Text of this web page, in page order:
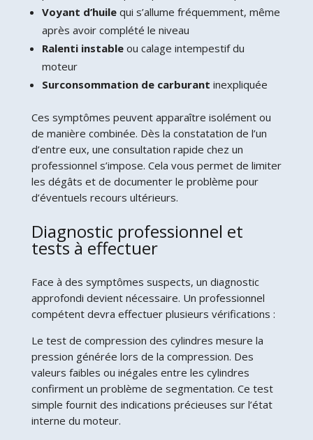
Voyant d’huilequi s’allume fréquemment, même
après avoir complété le niveau
Ralenti instableou calage intempestif du
moteur
Surconsommation de carburant inexpliquée
Ces symptômes peuvent apparaître isolément ou
de manière combinée. Dès la constatation de l’un
d’entre eux, une consultation rapide chez un
professionnel s’impose. Cela vous permet de limiter
les dégâts et de documenter le problème pour
d’éventuels recours ultérieurs.
Diagnostic professionnel et
tests à effectuer
Face à des symptômes suspects, un diagnostic
approfondi devient nécessaire. Un professionnel
compétent devra effectuer plusieurs vérifications :
Le test de compression des cylindres mesure la
pression générée lors de la compression. Des
valeurs faibles ou inégales entre les cylindres
confirment un problème de segmentation. Ce test
simple fournit des indications précieuses sur l’état
interne du moteur.